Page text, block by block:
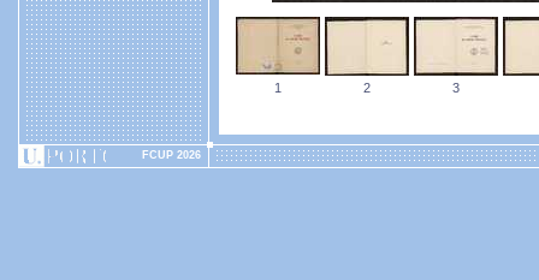
1 2 3
FCUP 2026